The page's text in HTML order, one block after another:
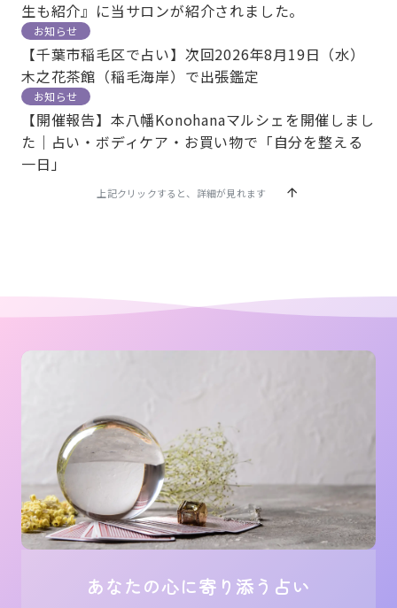
生も紹介』に当サロンが紹介されました。
お知らせ
【千葉市稲毛区で占い】次回2026年8月19日（水）
木之花茶館（稲毛海岸）で出張鑑定
お知らせ
【開催報告】本八幡Konohanaマルシェを開催しまし
た｜占い・ボディケア・お買い物で「自分を整える
一日」
上記クリックすると、詳細が見れます
あなたの心に寄り添う占い